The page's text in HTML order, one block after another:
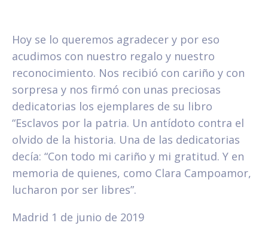
Hoy se lo queremos agradecer y por eso
acudimos con nuestro regalo y nuestro
reconocimiento. Nos recibió con cariño y con
sorpresa y nos firmó con unas preciosas
dedicatorias los ejemplares de su libro
“Esclavos por la patria. Un antídoto contra el
olvido de la historia. Una de las dedicatorias
decía: “Con todo mi cariño y mi gratitud. Y en
memoria de quienes, como Clara Campoamor,
lucharon por ser libres”.
Madrid 1 de junio de 2019